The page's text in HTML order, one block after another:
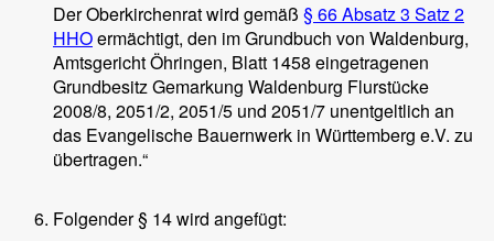
Der Oberkirchenrat wird gemäß § 66 Absatz 3 Satz 2
HHOermächtigt, den im Grundbuch von Waldenburg,
Amtsgericht Öhringen, Blatt 1458 eingetragenen
Grundbesitz Gemarkung Waldenburg Flurstücke
2008/8, 2051/2, 2051/5 und 2051/7 unentgeltlich an
das Evangelische Bauernwerk in Württemberg e.V. zu
übertragen.“
Folgender § 14 wird angefügt: